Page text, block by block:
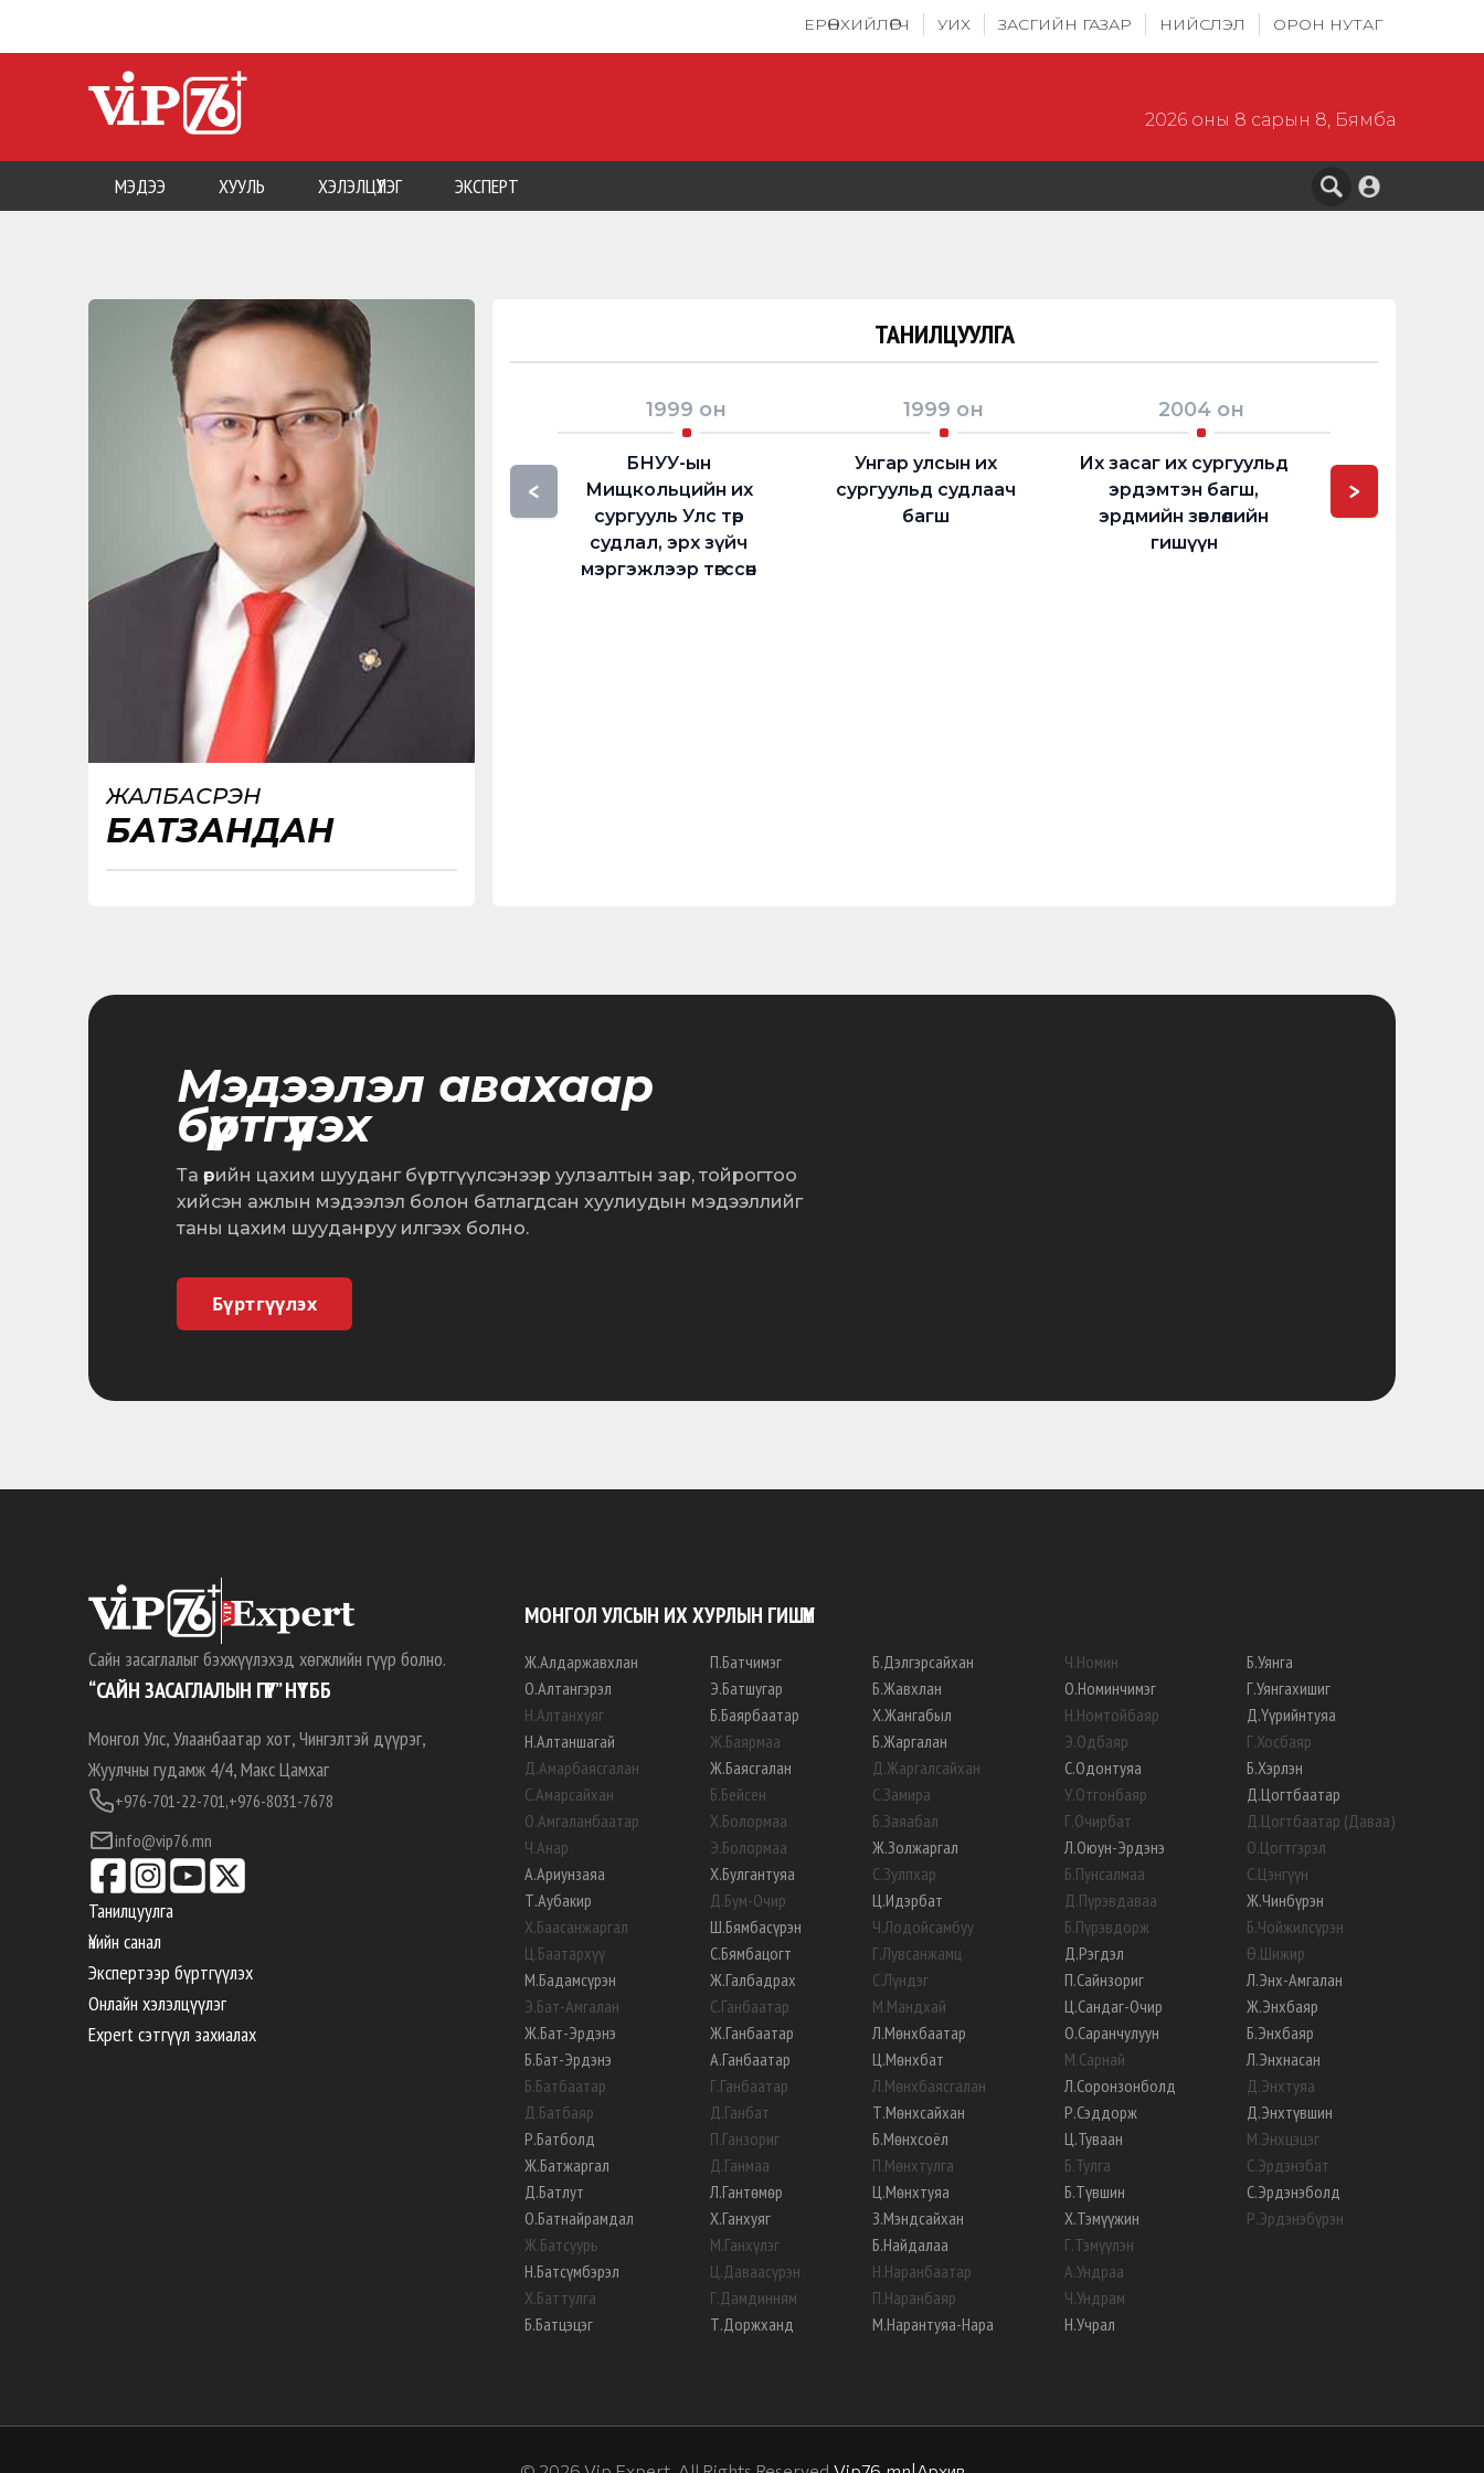
ЕРӨНХИЙЛӨГЧ УИХ ЗАСГИЙН ГАЗАР НИЙСЛЭЛ ОРОН НУТАГ
2026 оны 8 сарын 8, Бямба
МЭДЭЭ ХУУЛЬ ХЭЛЭЛЦҮҮЛЭГ ЭКСПЕРТ
ЖАЛБАСҮРЭН
БАТЗАНДАН
ТАНИЛЦУУЛГА
<
1999 он
БНУУ-ын
Мищкольцийн их
сургууль Улс төр
судлал, эрх зүйч
мэргэжлээр төгссөн
1999 он
Унгар улсын их
сургуульд судлаач
багш
2004 он
Их засаг их сургуульд
эрдэмтэн багш,
эрдмийн зөвлөлийн
гишүүн
Иргэний
>
Мэдээлэл авахаар
бүртгүүлэх
Та өөрийн цахим шууданг бүртгүүлсэнээр уулзалтын зар, тойрогтоо
хийсэн ажлын мэдээлэл болон батлагдсан хуулиудын мэдээллийг
таны цахим шууданруу илгээх болно.
Бүртгүүлэх
Сайн засаглалыг бэхжүүлэхэд хөгжлийн гүүр болно.
“САЙН ЗАСАГЛАЛЫН ГҮҮР” НҮТББ
Монгол Улс, Улаанбаатар хот, Чингэлтэй дүүрэг,
Жуулчны гудамж 4/4, Макс Цамхаг
+976-701-22-701,+976-8031-7678
info@vip76.mn
Танилцуулга
Үнийн санал
Экспертээр бүртгүүлэх
Онлайн хэлэлцүүлэг
Expert сэтгүүл захиалах
МОНГОЛ УЛСЫН ИХ ХУРЛЫН ГИШҮҮН
Ж.Алдаржавхлан
О.Алтангэрэл
Н.Алтанхуяг
Н.Алтаншагай
Д.Амарбаясгалан
С.Амарсайхан
О.Амгаланбаатар
Ч.Анар
А.Ариунзаяа
Т.Аубакир
Х.Баасанжаргал
Ц.Баатархүү
М.Бадамсүрэн
Э.Бат-Амгалан
Ж.Бат-Эрдэнэ
Б.Бат-Эрдэнэ
Б.Батбаатар
Д.Батбаяр
Р.Батболд
Ж.Батжаргал
Д.Батлут
О.Батнайрамдал
Ж.Батсуурь
Н.Батсүмбэрэл
Х.Баттулга
Б.Батцэцэг
П.Батчимэг
Э.Батшугар
Б.Баярбаатар
Ж.Баярмаа
Ж.Баясгалан
Б.Бейсен
Х.Болормаа
Э.Болормаа
Х.Булгантуяа
Д.Бум-Очир
Ш.Бямбасүрэн
С.Бямбацогт
Ж.Галбадрах
С.Ганбаатар
Ж.Ганбаатар
А.Ганбаатар
Г.Ганбаатар
Д.Ганбат
П.Ганзориг
Д.Ганмаа
Л.Гантөмөр
Х.Ганхуяг
М.Ганхүлэг
Ц.Даваасүрэн
Г.Дамдинням
Т.Доржханд
Б.Дэлгэрсайхан
Б.Жавхлан
Х.Жангабыл
Б.Жаргалан
Д.Жаргалсайхан
С.Замира
Б.Заяабал
Ж.Золжаргал
С.Зулпхар
Ц.Идэрбат
Ч.Лодойсамбуу
Г.Лувсанжамц
С.Лүндэг
М.Мандхай
Л.Мөнхбаатар
Ц.Мөнхбат
Л.Мөнхбаясгалан
Т.Мөнхсайхан
Б.Мөнхсоёл
П.Мөнхтулга
Ц.Мөнхтуяа
З.Мэндсайхан
Б.Найдалаа
Н.Наранбаатар
П.Наранбаяр
М.Нарантуяа-Нара
Ч.Номин
О.Номинчимэг
Н.Номтойбаяр
Э.Одбаяр
С.Одонтуяа
У.Отгонбаяр
Г.Очирбат
Л.Оюун-Эрдэнэ
Б.Пунсалмаа
Д.Пүрэвдаваа
Б.Пүрэвдорж
Д.Рэгдэл
П.Сайнзориг
Ц.Сандаг-Очир
О.Саранчулуун
М.Сарнай
Л.Соронзонболд
Р.Сэддорж
Ц.Туваан
Б.Тулга
Б.Түвшин
Х.Тэмүүжин
Г.Тэмүүлэн
А.Ундраа
Ч.Ундрам
Н.Учрал
Б.Уянга
Г.Уянгахишиг
Д.Үүрийнтуяа
Г.Хосбаяр
Б.Хэрлэн
Д.Цогтбаатар
Д.Цогтбаатар (Даваа)
О.Цогтгэрэл
С.Цэнгүүн
Ж.Чинбүрэн
Б.Чойжилсүрэн
Ө.Шижир
Л.Энх-Амгалан
Ж.Энхбаяр
Б.Энхбаяр
Л.Энхнасан
Д.Энхтуяа
Д.Энхтүвшин
М.Энхцэцэг
С.Эрдэнэбат
С.Эрдэнэболд
Р.Эрдэнэбүрэн